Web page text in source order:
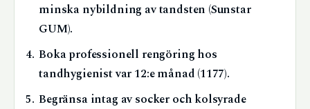
minska nybildning av tandsten (Sunstar
GUM).
Boka professionell rengöring hos
tandhygienist var 12:e månad (1177).
Begränsa intag av socker och kolsyrade